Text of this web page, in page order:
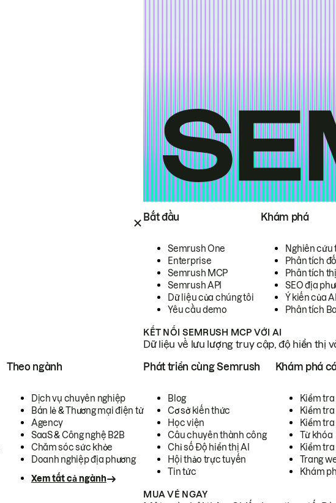
Bắt đầu
Semrush One
Enterprise
Semrush MCP
Semrush API
Dữ liệu của chúng tôi
Yêu cầu demo
Khám phá
Nghiên cứu
Phân tích
Phân tích
SEO địa
Ý kiến của
Phân tích
KẾT NỐI SEMRUSH MCP VỚI AI
Dữ liệu về lưu lượng truy cập, độ hiển thị
Theo ngành
Dịch vụ chuyên nghiệp
Bán lẻ & Thương mại điện tử
Agency
SaaS & Công nghệ B2B
Chăm sóc sức khỏe
Doanh nghiệp địa phương
Xem tất cả ngành
Phát triển cùng Semrush
Blog
Cơ sở kiến thức
Học viện
Câu chuyên thành công
Chỉ số Độ hiển thị AI
Hội thảo trực tuyến
Tin tức
Khám phá
Kiểm
Kiểm tra
Kiểm
Từ khóa
Kiểm
Trang
Khám
MUA VÉ NGAY